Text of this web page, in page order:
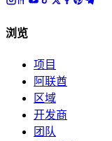
浏览
项目
阿联酋
区域
开发商
团队